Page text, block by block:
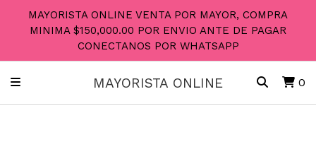
MAYORISTA ONLINE VENTA POR MAYOR, COMPRA
MINIMA $150,000.00 POR ENVIO ANTE DE PAGAR
CONECTANOS POR WHATSAPP
MAYORISTA ONLINE 0